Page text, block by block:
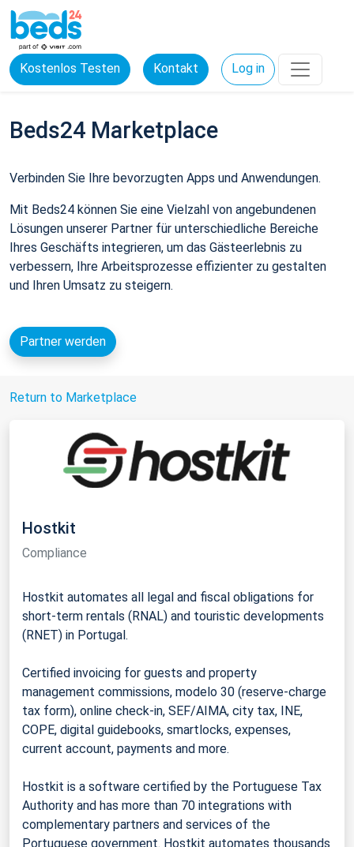
Kostenlos Testen Kontakt Log in
Beds24 Marketplace
Verbinden Sie Ihre bevorzugten Apps und Anwendungen.
Mit Beds24 können Sie eine Vielzahl von angebundenen
Lösungen unserer Partner für unterschiedliche Bereiche
Ihres Geschäfts integrieren, um das Gästeerlebnis zu
verbessern, Ihre Arbeitsprozesse effizienter zu gestalten
und Ihren Umsatz zu steigern.
Partner werden
Return to Marketplace
Hostkit
Compliance
Hostkit automates all legal and fiscal obligations for
short-term rentals (RNAL) and touristic developments
(RNET) in Portugal.
Certified invoicing for guests and property
management commissions, modelo 30 (reserve-charge
tax form), online check-in, SEF/AIMA, city tax, INE,
COPE, digital guidebooks, smartlocks, expenses,
current account, payments and more.
Hostkit is a software certified by the Portuguese Tax
Authority and has more than 70 integrations with
complementary partners and services of the
Portuguese government. Hostkit automates thousands